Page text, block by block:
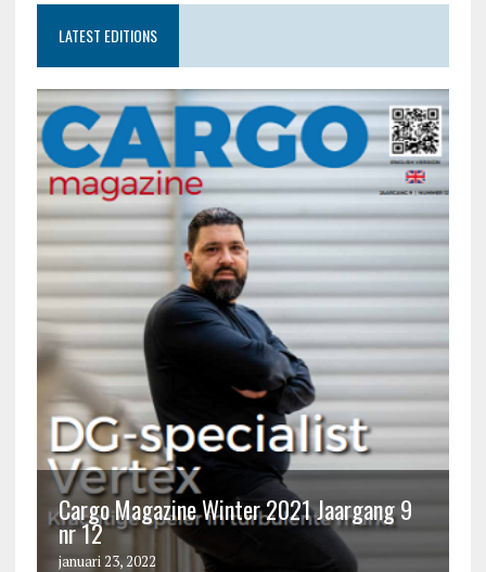
LATEST EDITIONS
Cargo Magazine Winter 2021 Jaargang 9
nr 12
januari 23, 2022